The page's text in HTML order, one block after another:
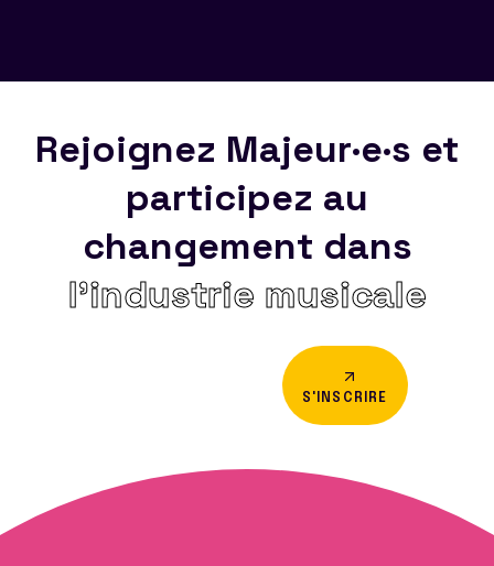
Rejoignez Majeur·e·s et
participez au
changement dans
l’industrie musicale
S'INSCRIRE